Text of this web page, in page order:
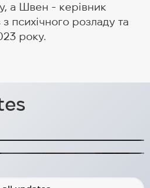
а Швен - керівник
психічного розладу та
року.